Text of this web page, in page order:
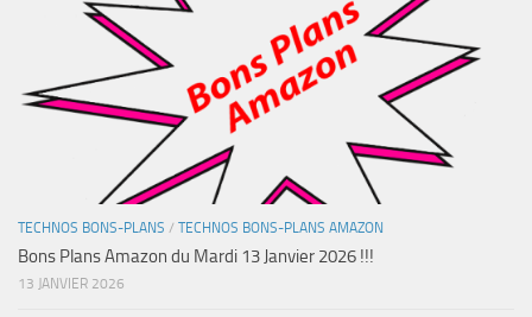
TECHNOS BONS-PLANS / TECHNOS BONS-PLANS AMAZON
Bons Plans Amazon du Mardi 13 Janvier 2026 !!!
13 JANVIER 2026